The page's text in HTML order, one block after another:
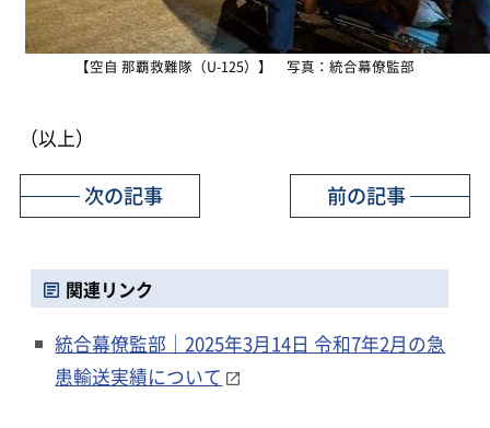
【空自 那覇救難隊（U-125）】 写真：統合幕僚監部
（以上）
前の記事
次の記事
関連リンク
統合幕僚監部｜2025年3月14日 令和7年2月の急
患輸送実績について